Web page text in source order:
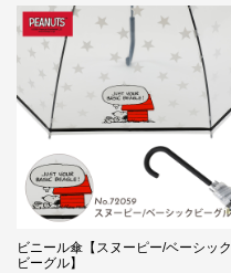
ビニール傘【スヌーピー/ベーシック
ビーグル】